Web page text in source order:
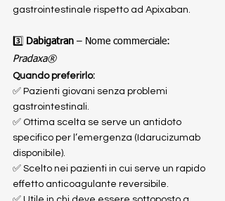
gastrointestinale rispetto ad Apixaban.
3️⃣ Dabigatran – Nome commerciale:
Pradaxa®
Quando preferirlo:
✅ Pazienti giovani senza problemi
gastrointestinali.
✅ Ottima scelta se serve un antidoto
specifico per l’emergenza (Idarucizumab
disponibile).
✅ Scelto nei pazienti in cui serve un rapido
effetto anticoagulante reversibile.